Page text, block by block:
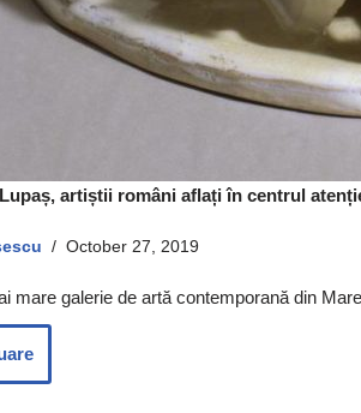
artiștii români aflați în centrul
October 27, 2019
mare galerie de artă contemporană din